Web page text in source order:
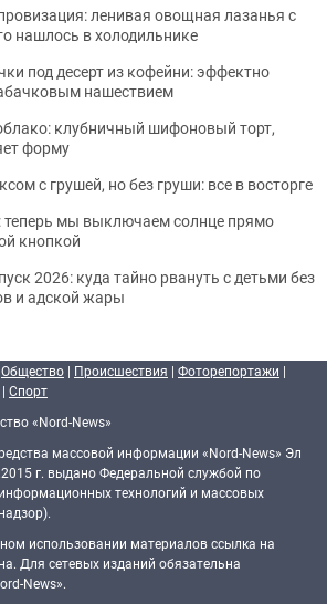
ленивая овощная лазанья с
нашлось в холодильнике
под десерт из кофейни: эффектно
нашествием
клубничный шифоновый торт,
форму
с грушей, но без груши: все в восторге
теперь мы выключаем солнце прямо
кнопкой
2026: куда тайно рвануть с детьми без
и адской жары
Общество | Происшествия | Фоторепортажи |
| Спорт
«Nord-News»
массовой информации «Nord-News» Эл
г. выдано Федеральной службой по
технологий и массовых
использовании материалов ссылка на
Для сетевых изданий обязательна
News».